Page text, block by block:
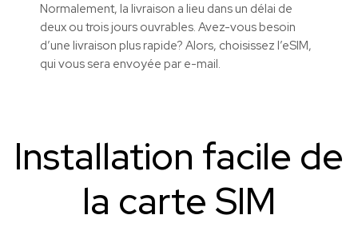
Normalement, la livraison a lieu dans un délai de
deux ou trois jours ouvrables. Avez-vous besoin
d’une livraison plus rapide? Alors, choisissez l’eSIM,
qui vous sera envoyée par e-mail.
Installation facile de
la carte SIM